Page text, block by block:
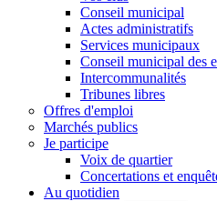
Conseil municipal
Actes administratifs
Services municipaux
Conseil municipal des
Intercommunalités
Tribunes libres
Offres d'emploi
Marchés publics
Je participe
Voix de quartier
Concertations et
Au quotidien